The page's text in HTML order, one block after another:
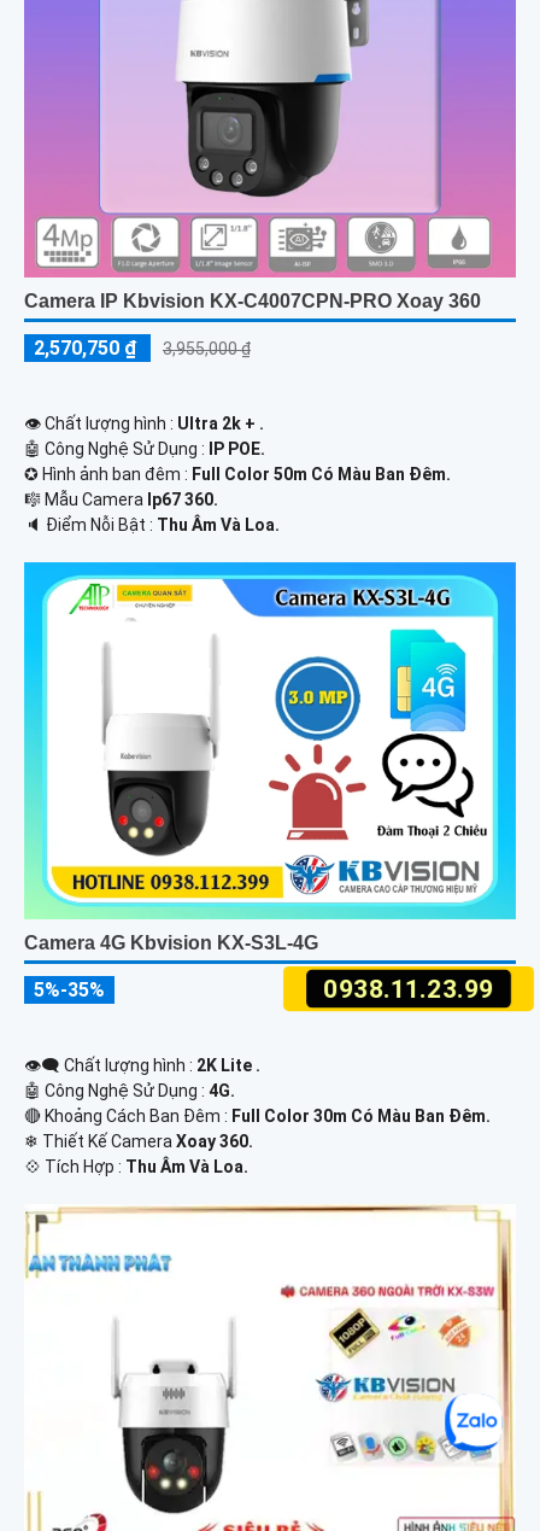
0938.11.23.99
Camera IP Kbvision KX-C4007CPN-PRO Xoay 360
2,570,750 ₫ 3,955,000 ₫
👁 Chất lượng hình : Ultra 2k + .
🤖️ Công Nghệ Sử Dụng :
IP POE.
✪ Hình ảnh ban đêm : Full Color 50m Có Màu Ban Ðêm.
🎼️ Mẫu Camera Ip67 360.
️🔈 Điểm Nỗi Bật : Thu Âm Và Loa.
Camera 4G Kbvision KX-S3L-4G
5%-35%
👁️‍🗨 Chất lượng hình : 2K Lite .
🤖️ Công Nghệ Sử Dụng : 4G.
🔴 Khoảng Cách Ban Đêm : Full Color 30m Có Màu Ban Ðêm.
❄ Thiết Kế CameraXoay 360.
️💠 Tích Hợp : Thu Âm Và Loa.